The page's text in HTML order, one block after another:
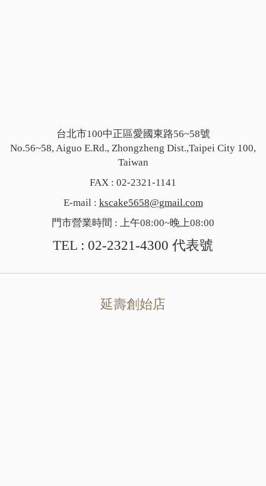
台北市100中正區愛國東路56~58號
No.56~58, Aiguo E.Rd., Zhongzheng Dist.,Taipei City 100,
Taiwan
FAX : 02-2321-1141
E-mail : kscake5658@gmail.com
門市營業時間 : 上午08:00~晚上08:00
TEL : 02-2321-4300 代表號
延壽創始店